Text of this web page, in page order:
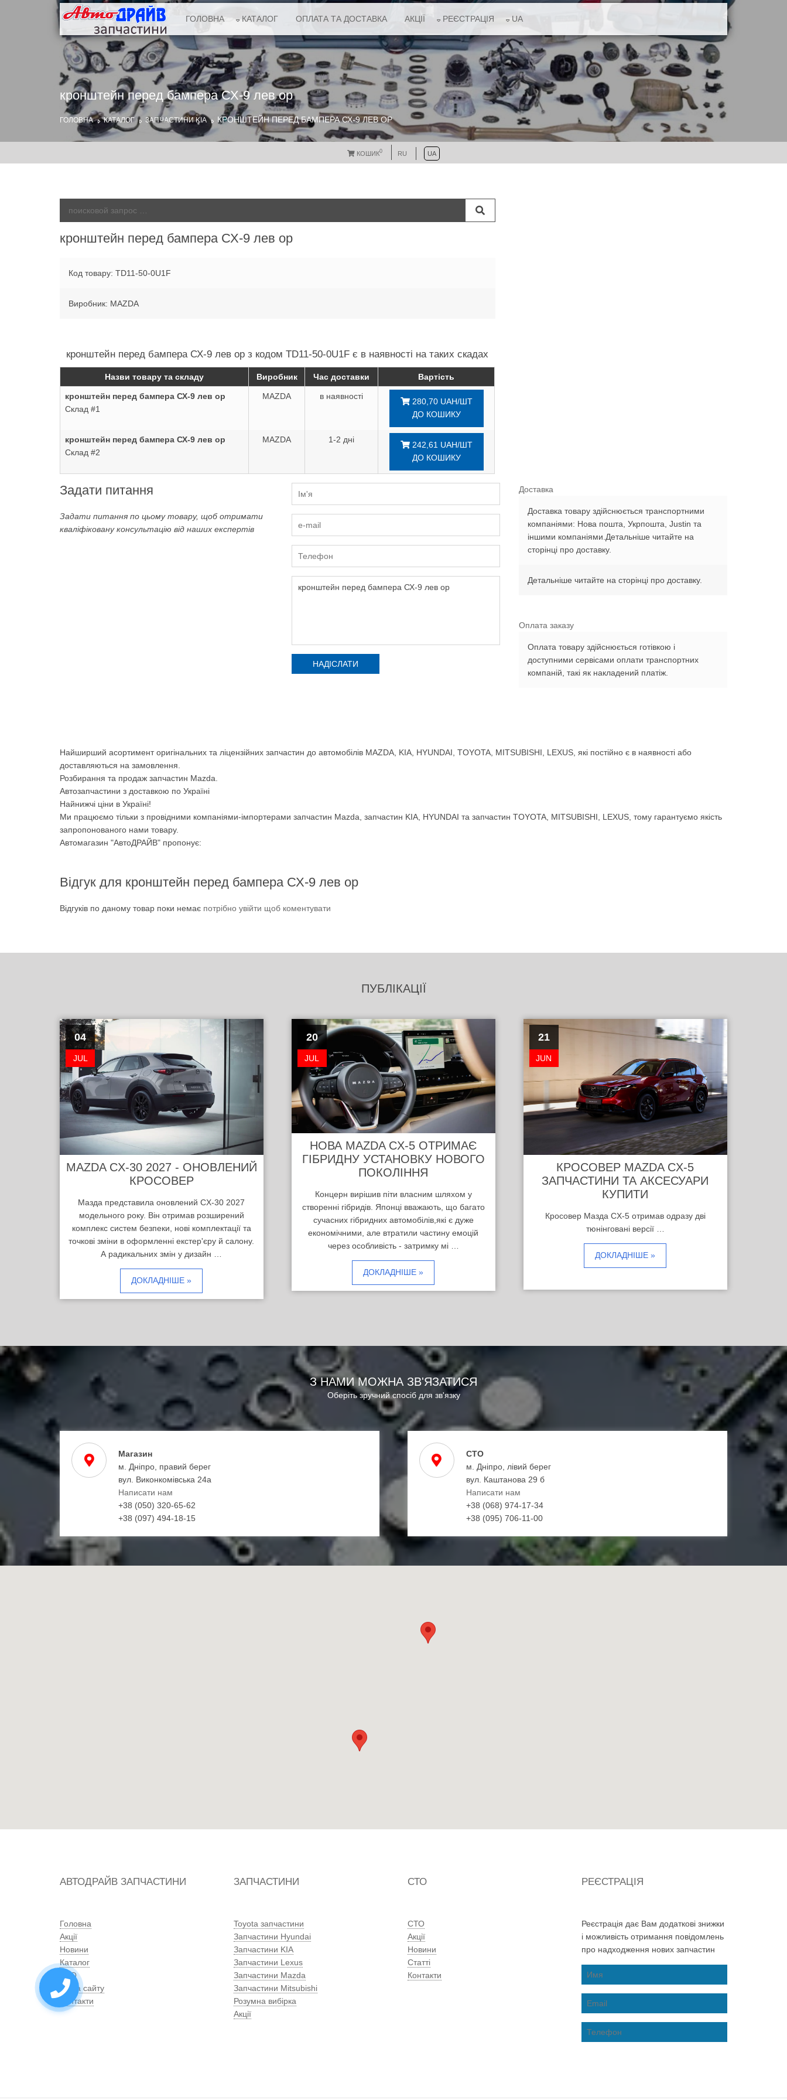
ГОЛОВНА КАТАЛОГ ОПЛАТА ТА ДОСТАВКА АКЦІЇ РЕЄСТРАЦІЯ UA
кронштейн перед бампера СХ-9 лев ор
ГОЛОВНА КАТАЛОГ ЗАПЧАСТИНИ KIA КРОНШТЕЙН ПЕРЕД БАМПЕРА СХ-9 ЛЕВ ОР
КОШИК0 RU UA
кронштейн перед бампера СХ-9 лев ор
Код товару: TD11-50-0U1F
Виробник: MAZDA
кронштейн перед бампера СХ-9 лев ор з кодом TD11-50-0U1F є в наявності на таких скадах
Назви товару та складу Виробник Час доставки Вартість
кронштейн перед бампера СХ-9 лев ор
Склад #1
MAZDA в наявності
280,70 UAH/ШТ
ДО КОШИКУ
кронштейн перед бампера СХ-9 лев ор
Склад #2
MAZDA 1-2 дні
242,61 UAH/ШТ
ДО КОШИКУ
Задати питання
Задати питання по цьому товару, щоб отримати
кваліфіковану консультацію від наших експертів
Доставка
Доставка товару здійснюється транспортними
компаніями: Нова пошта, Укрпошта, Justin та
іншими компаніями.Детальніше читайте на
сторінці про доставку.
Детальніше читайте на сторінці про доставку.
Оплата заказу
Оплата товару здійснюється готівкою і
доступними сервісами оплати транспортних
компаній, такі як накладений платіж.
Найширший асортимент оригінальних та ліцензійних запчастин до автомобілів MAZDA, KIA, HYUNDAI, TOYOTA, MITSUBISHI, LEXUS, які постійно є в наявності або
доставляються на замовлення.
Розбирання та продаж запчастин Mazda.
Автозапчастини з доставкою по Україні
Найнижчі ціни в Україні!
Ми працюємо тільки з провідними компаніями-імпортерами запчастин Mazda, запчастин KIA, HYUNDAI та запчастин TOYOTA, MITSUBISHI, LEXUS, тому гарантуємо якість
запропонованого нами товару.
Автомагазин "АвтоДРАЙВ" пропонує:
Відгук для кронштейн перед бампера СХ-9 лев ор
Відгуків по даному товар поки немає потрібно увійти щоб коментувати
ПУБЛІКАЦІЇ
04
JUL
MAZDA CX-30 2027 - ОНОВЛЕНИЙ
КРОСОВЕР
Мазда представила оновлений CX-30 2027
модельного року. Він отримав розширений
комплекс систем безпеки, нові комплектації та
точкові зміни в оформленні екстер'єру й салону.
А радикальних змін у дизайн …
ДОКЛАДНІШЕ »
20
JUL
НОВА MAZDA CX-5 ОТРИМАЄ
ГІБРИДНУ УСТАНОВКУ НОВОГО
ПОКОЛІННЯ
Концерн вирішив піти власним шляхом у
створенні гібридів. Японці вважають, що багато
сучасних гібридних автомобілів,які є дуже
економічними, але втратили частину емоцій
через особливість - затримку мі …
ДОКЛАДНІШЕ »
21
JUN
КРОСОВЕР MAZDA CX-5
ЗАПЧАСТИНИ ТА АКСЕСУАРИ
КУПИТИ
Кросовер Мазда CX-5 отримав одразу дві
тюнінговані версії …
ДОКЛАДНІШЕ »
З НАМИ МОЖНА ЗВ'ЯЗАТИСЯ
Оберіть зручний спосіб для зв'язку
Магазин
м. Дніпро, правий берег
вул. Виконкомівська 24а
Написати нам
+38 (050) 320-65-62
+38 (097) 494-18-15
СТО
м. Дніпро, лівий берег
вул. Каштанова 29 б
Написати нам
+38 (068) 974-17-34
+38 (095) 706-11-00
АВТОДРАЙВ ЗАПЧАСТИНИ
Головна
Акції
Новини
Каталог
СТО
Мапа сайту
Контакти
ЗАПЧАСТИНИ
Toyota запчастини
Запчастини Hyundai
Запчастини KIA
Запчастини Lexus
Запчастини Mazda
Запчастини Mitsubishi
Розумна вибірка
Акції
СТО
СТО
Акції
Новини
Статті
Контакти
РЕЄСТРАЦІЯ
Реєстрація дає Вам додаткові знижки
і можливість отримання повідомлень
про надходження нових запчастин